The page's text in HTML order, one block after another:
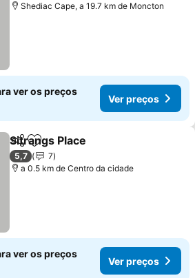
Shediac Cape, a 19.7 km de Moncton
ver os preços
Ver preços
PartilharAdicionar aos favoritos
Sitrangs Place
5,7
7
a 0.5 km de Centro da cidade
ver os preços
Ver preços